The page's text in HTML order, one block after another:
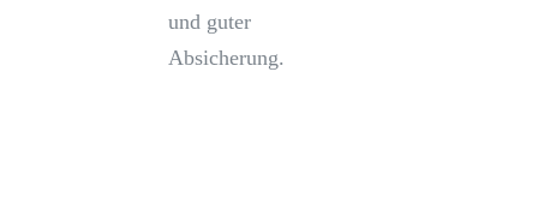
und guter
Absicherung.